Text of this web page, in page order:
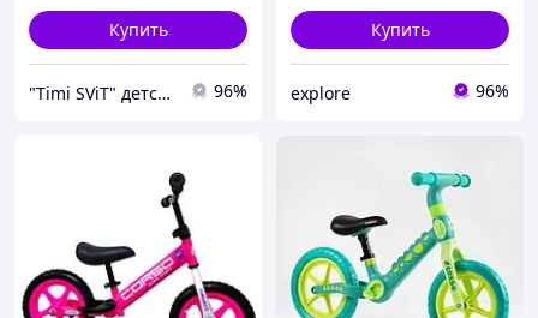
Купить
"Timi SViT" детский интернет-магазин 96%
Купить
explore 96%